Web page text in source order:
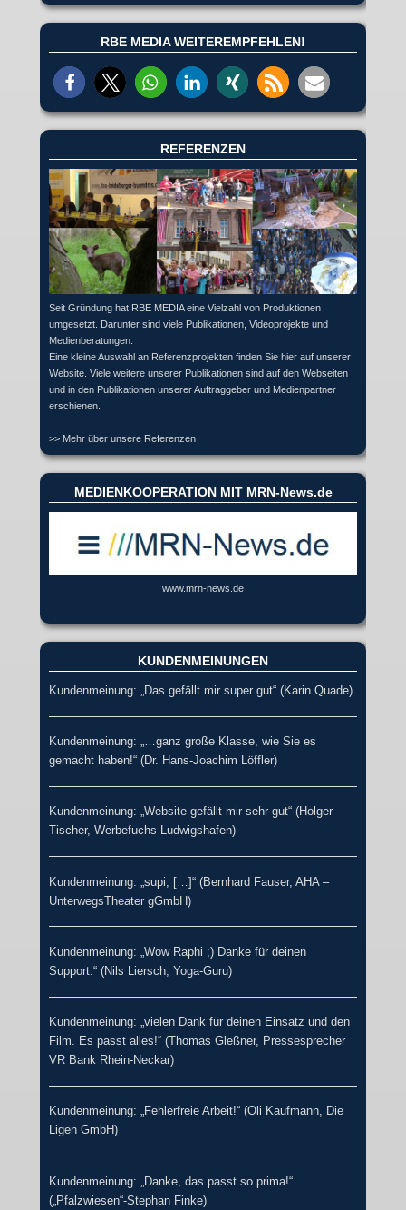
RBE MEDIA WEITEREMPFEHLEN!
REFERENZEN
Seit Gründung hat RBE MEDIA eine Vielzahl von Produktionen
umgesetzt. Darunter sind viele Publikationen, Videoprojekte und
Medienberatungen.
Eine kleine Auswahl an Referenzprojekten finden Sie hier auf unserer
Website. Viele weitere unserer Publikationen sind auf den Webseiten
und in den Publikationen unserer Auftraggeber und Medienpartner
erschienen.
>> Mehr über unsere Referenzen
MEDIENKOOPERATION MIT MRN-News.de
www.mrn-news.de
KUNDENMEINUNGEN
Kundenmeinung: „Das gefällt mir super gut“ (Karin Quade)
Kundenmeinung: „…ganz große Klasse, wie Sie es
gemacht haben!“ (Dr. Hans-Joachim Löffler)
Kundenmeinung: „Website gefällt mir sehr gut“ (Holger
Tischer, Werbefuchs Ludwigshafen)
Kundenmeinung: „supi, […]“ (Bernhard Fauser, AHA –
UnterwegsTheater gGmbH)
Kundenmeinung: „Wow Raphi ;) Danke für deinen
Support.“ (Nils Liersch, Yoga-Guru)
Kundenmeinung: „vielen Dank für deinen Einsatz und den
Film. Es passt alles!“ (Thomas Gleßner, Pressesprecher
VR Bank Rhein-Neckar)
Kundenmeinung: „Fehlerfreie Arbeit!“ (Oli Kaufmann, Die
Ligen GmbH)
Kundenmeinung: „Danke, das passt so prima!“
(„Pfalzwiesen“-Stephan Finke)